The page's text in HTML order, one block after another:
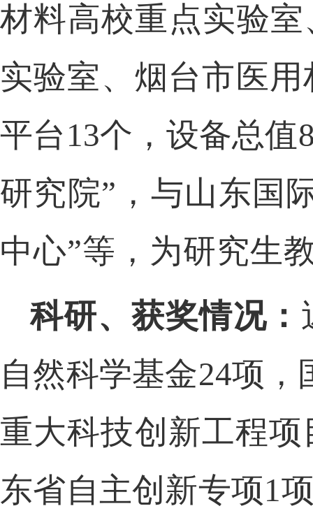
材料高校重点实验
实验室、烟台市医
平台13个，设备总值
研究院”，与山东国
中心”等，为研究生
科研、获奖情况：
自然科学基金24项，
重大科技创新工程项
东省自主创新专项1